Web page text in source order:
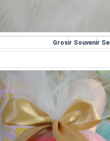
Grosir Souvenir